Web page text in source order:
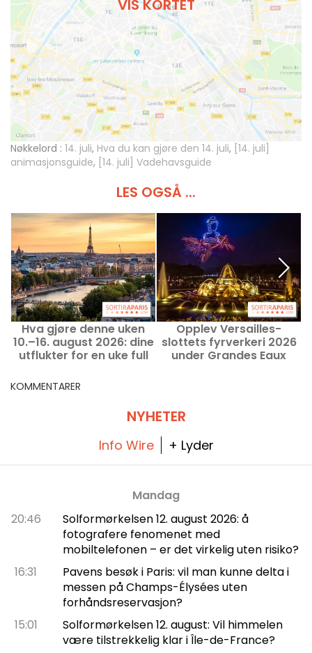
VIS KORTET
Nøkkelord : 14. juli, Hva du kan gjøre den 14. juli, [14. juli]
animasjonsguide, [14. juli] Vadehavsguide
LES OGSÅ ...
Hva gjøre denne uken
10.–16. august 2026: dine
utflukter for en uke full
Opplev Versailles-
slottets fyrverkeri 2026
under Grandes Eaux
KOMMENTARER
NYHETER
Info Wire + Lyder
Mandag
20:46
Solformørkelsen 12. august 2026: å
fotografere fenomenet med
mobiltelefonen – er det virkelig uten risiko?
16:31
Pavens besøk i Paris: vil man kunne delta i
messen på Champs-Élysées uten
forhåndsreservasjon?
15:01
Solformørkelsen 12. august: Vil himmelen
være tilstrekkelig klar i Île-de-France?